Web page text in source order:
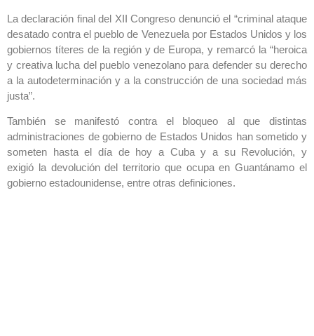
La declaración final del XII Congreso denunció el “criminal ataque
desatado contra el pueblo de Venezuela por Estados Unidos y los
gobiernos títeres de la región y de Europa, y remarcó la “heroica
y creativa lucha del pueblo venezolano para defender su derecho
a la autodeterminación y a la construcción de una sociedad más
justa”.
También se manifestó contra el bloqueo al que distintas
administraciones de gobierno de Estados Unidos han sometido y
someten hasta el día de hoy a Cuba y a su Revolución, y
exigió la devolución del territorio que ocupa en Guantánamo el
gobierno estadounidense, entre otras definiciones.